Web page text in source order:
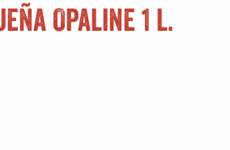
Opaline 1 l.